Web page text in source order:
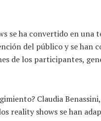
se ha convertido en una
del público y se han
de los participantes,
Claudia
reality shows se han